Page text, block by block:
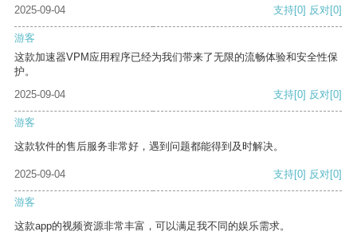
2025-09-04 支持[0] 反对[0]
游客
这款加速器VPM应用程序已经为我们带来了无限的流畅体验和安全性保
护。
2025-09-04
支持[0] 反对[0]
游客
这款软件的售后服务非常好，遇到问题都能得到及时解决。
2025-09-04 支持[0] 反对[0]
游客
这款app的视频资源非常丰富，可以满足我不同的娱乐需求。